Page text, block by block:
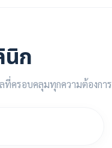
ก
ครอบคลุมทุกความต้องการ